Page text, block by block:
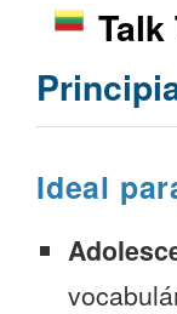
Talk
Ideal